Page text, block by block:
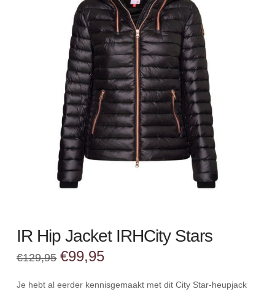
IR Hip Jacket IRHCity Stars
€129,95 Oorspronkelijke
prijs
€129,95.
€99,95
€99,95.
Je hebt al eerder kennisgemaakt met dit City Star-heupjack